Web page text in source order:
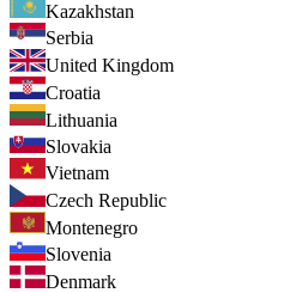
Kazakhstan
Serbia
United Kingdom
Croatia
Lithuania
Slovakia
Vietnam
Czech Republic
Montenegro
Slovenia
Denmark